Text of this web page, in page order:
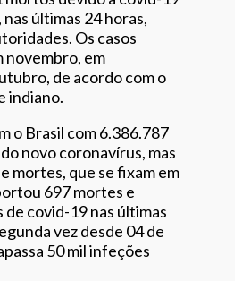
últimas 24 horas,
Os casos
novembro, em
de acordo com o
indiano.
o Brasil com 6.386.787
novo coronavírus, mas
mortes, que se fixam em
697 mortes e
de covid-19 nas últimas
vez desde 04 de
50 mil infeções